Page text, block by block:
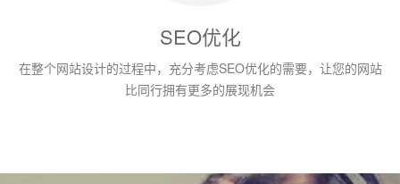
SEO优化
在整个网站设计的过程中，充分考虑SEO优化的需要，让您的网站
比同行拥有更多的展现机会